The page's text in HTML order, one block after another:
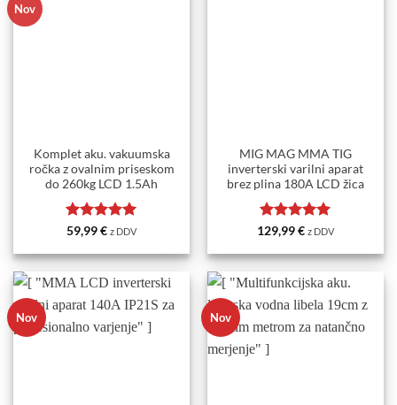
Nov
Komplet aku. vakuumska
ročka z ovalnim priseskom
do 260kg LCD 1.5Ah
Ocenjeno5
59,99€ z DDV
MIG MAG MMA TIG
inverterski varilni aparat
brez plina 180A LCD žica
Ocenjeno5
129,99€ z DDV
Nov Nov